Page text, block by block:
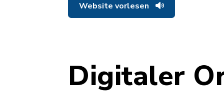
Website vorlesen
Digitaler